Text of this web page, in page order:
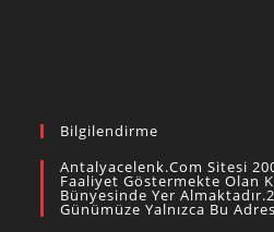
Bilgilendirme
Antalyacelenk.com Sitesi
Faaliyet Göstermekte Olan
Bünyesinde Yer
Günümüze Yalnızca Bu